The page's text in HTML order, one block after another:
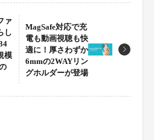
ァ
し
模
MagSafe対応で充
電も動画視聴も快
適に！厚さわずか
6mmの2WAYリン
グホルダーが登場